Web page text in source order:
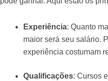
Experiência: Quanto
maior será seu salário.
experiência costumam
Qualificações: Cursos